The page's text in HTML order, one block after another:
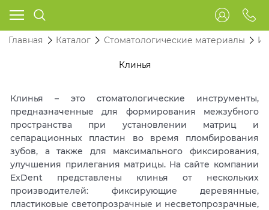
Главная Каталог Стоматологические материалы
Клинья
Клинья – это стоматологические инструменты,
предназначенные для формирования межзубного
пространства при установлении матриц и
сепарационных пластин во время пломбирования
зубов, а также для максимального фиксирования,
улучшения прилегания матрицы. На сайте компании
ExDent представлены клинья от нескольких
производителей: фиксирующие деревянные,
пластиковые светопрозрачные и несветопрозрачные,